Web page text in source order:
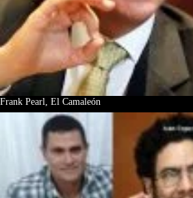
Frank Pearl, El Camaleón